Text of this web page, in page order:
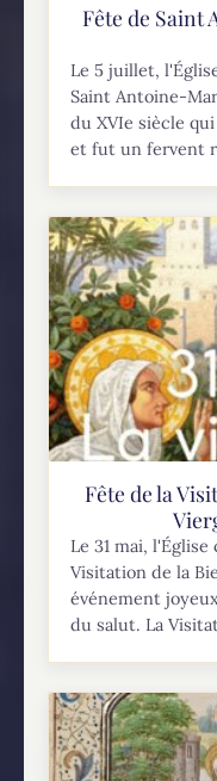
Fête de Saint
Le 5 juillet,
Saint Antoine-
du XVIe siècle
et fut un fervent
Fête de la
Le 31 mai,
Visitation de la
événement
du salut. La